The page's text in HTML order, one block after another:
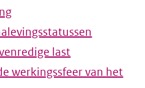
last
werkingssfeer van het